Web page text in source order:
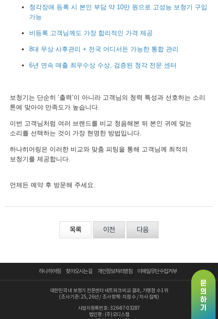
청각장애 등록 시 본인 부담 약 10만 원으로 고성능 보청기 구입
가능
비등록 고객님께도 가장 합리적인 가격 제공
8대 무상 사후관리 + 전국 어디서든 가능한 통합 관리
6년 연속 매출 최우수상 수상, 검증된 청각 전문 센터
보청기는 단순히 ‘출력’이 아니라 고객님의 청력 특성과 선호하는 소리
톤에 맞아야 만족도가 높습니다.
이번 고객님처럼 여러 브랜드를 비교 청음해본 뒤 본인 귀에 맞는
소리를 선택하는 것이 가장 현명한 방법입니다.
하나히어링은 이러한 비교와 맞춤 피팅을 통해 고객님께 최적의
보청기를 제공합니다.
언제든 예약 후 방문해 주세요.
목록 이전 다음
하나히어링 찾아오시는 길 개인정보처리방침 이메일무단수집거부
대한민국 내 보청기 전문센터 네트워크 비교 결과, 가맹점 수 1위
(조사 기준: 25, 26년 / 조사 항목: 지점 수 / 자사 집계)
사업자등록번호 : 326-87-03287
법인명 : (주)오디스랩